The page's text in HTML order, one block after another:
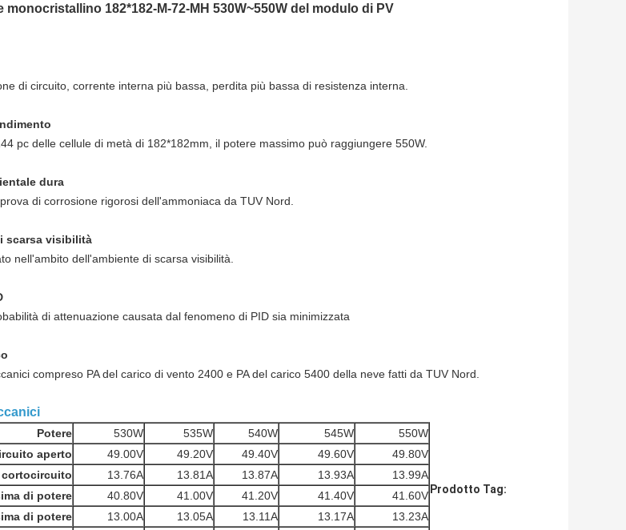
monocristallino 182*182-M-72-MH 530W~550W del modulo di PV
di circuito, corrente interna più bassa, perdita più bassa di resistenza interna.
pc delle cellule di metà di 182*182mm, il potere massimo può raggiungere 550W.
dura
di corrosione rigorosi dell'ammoniaca da TUV Nord.
scarsa visibilità
nell'ambito dell'ambiente di scarsa visibilità.
di attenuazione causata dal fenomeno di PID sia minimizzata
compreso PA del carico di vento 2400 e PA del carico 5400 della neve fatti da TUV Nord.
Potere 530W 535W 540W 545W
550W
aperto
49.00V 49.20V 49.40V 49.60V
49.80V
13.76A 13.81A 13.87A 13.93A
13.99A
di potere
40.80V 41.00V 41.20V 41.40V
41.60V
di potere
13.00A 13.05A 13.11A 13.17A
13.23A
Prodotto Tag: